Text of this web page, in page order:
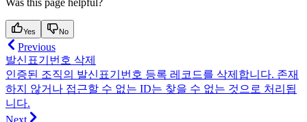
Was this page helpful?
Yes No
Previous
발신표기번호 삭제
인증된 조직의 발신표기번호 등록 레코드를 삭제합니다. 존재
하지 않거나 접근할 수 없는 ID는 찾을 수 없는 것으로 처리됩
니다.